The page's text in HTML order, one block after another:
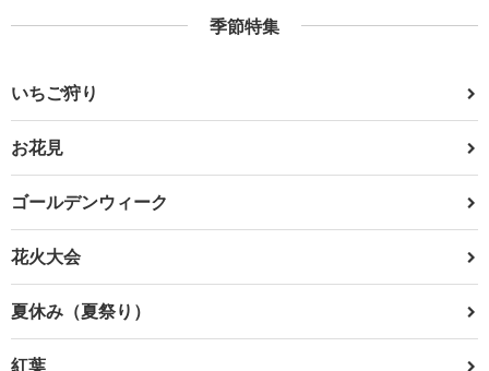
季節特集
いちご狩り
お花見
ゴールデンウィーク
花火大会
夏休み（夏祭り）
紅葉